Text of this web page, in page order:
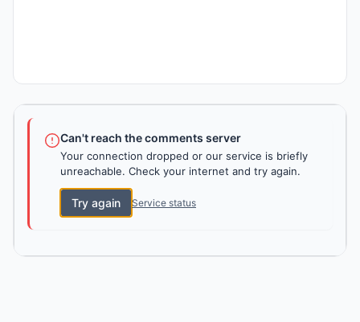
Can't reach the comments server
Your connection dropped or our service is briefly
unreachable. Check your internet and try again.
Try again Service status